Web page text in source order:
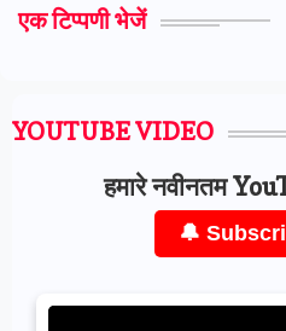
एक टिप्पणी भेजें
YOUTUBE VIDEO
हमारे नवीनतम
🔔